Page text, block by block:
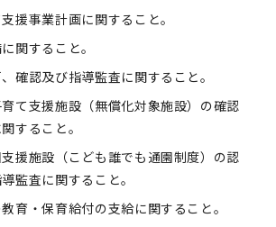
援事業計画に関すること。
関すること。
確認及び指導監査に関すること。
て支援施設（無償化対象施設）の確認
すること。
援施設（こども誰でも通園制度）の認
監査に関すること。
育・保育給付の支給に関すること。